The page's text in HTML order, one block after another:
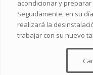
acondicionar y
Seguidamente, en su
realizará la
trabajar con su nuevo